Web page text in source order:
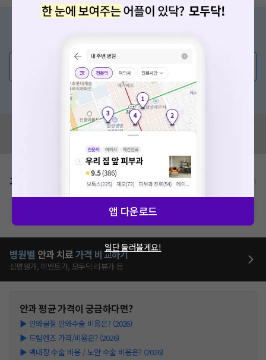
💬 무엇이든 물어보세요
혹은, 의료상담 서비스에 다양한 게시글 보러가기
혹시 잘못된 병원정보가 있나요?
가격표 비급여/급여 진료란?
※ 해당병원의 비급여 가격표는 현재 준비중입니다.
병원별 안과 치료가격 비교하기
심평원가, 이벤트가, 모두닥 리뷰가 등
안과평균 가격이 궁금하다면?
▶ 안와골절 안와수술 비용은? (2026)
▶ 드림렌즈 가격/비용은? (2026)
▶ 백내장 수술 비용 / 노안 수술 비용은? (2026)
앱 다운로드
일단 둘러볼게요!